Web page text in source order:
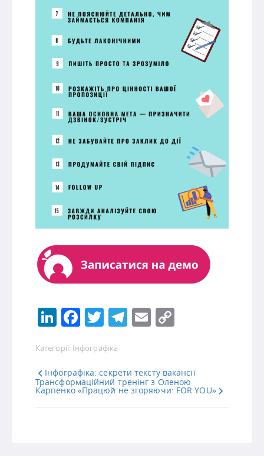
LinkedIn
Facebook
Twitter
Telegram
Email
Категорії: Інфографіка
Інфографіка: секрети тексту вакансії
Трансформаційний тренінг з Оленою
Карпенко «Працюй не згоряючи: FOR YOU»